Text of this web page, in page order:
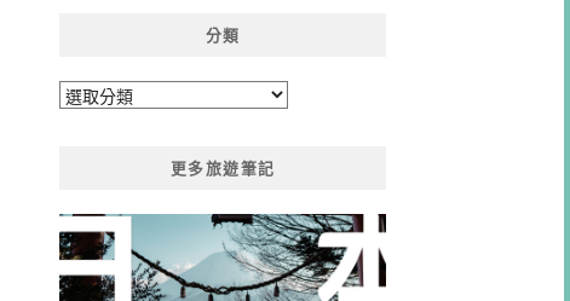
分類
分
更多旅遊筆記